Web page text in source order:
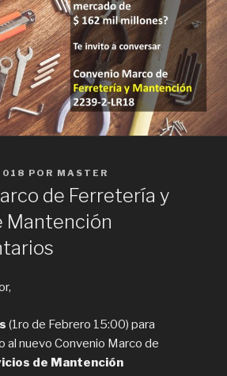
POR MASTER
de Ferretería y
Mantención
(1ro de Febrero 15:00) para
al nuevo Convenio Marco de
de Mantención